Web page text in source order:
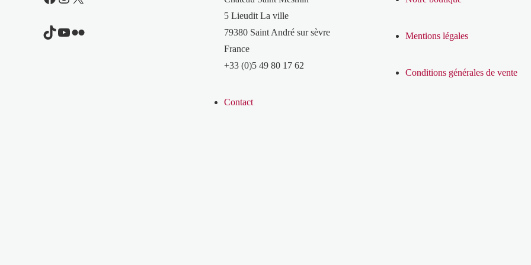
TikTok
YouTube
Flickr
5 Lieudit La ville
79380 Saint André sur sèvre
France
+33 (0)5 49 80 17 62
Contact
Mentions légales
Conditions générales de vente